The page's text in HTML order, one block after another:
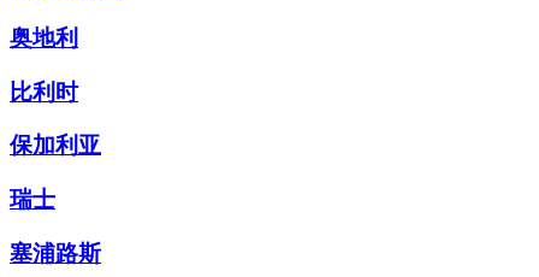
奥地利
比利时
保加利亚
瑞士
塞浦路斯